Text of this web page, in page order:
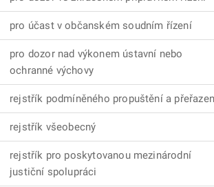
pro účast v občanském soudním řízení
pro dozor nad výkonem ústavní nebo
ochranné výchovy
rejstřík podmíněného propuštění a
rejstřík všeobecný
rejstřík pro poskytovanou mezinárodní
justiční spolupráci